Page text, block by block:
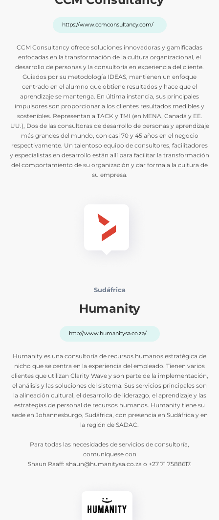
https://www.ccmconsultancy.com/
CCM Consultancy ofrece soluciones innovadoras y gamificadas
enfocadas en la transformación de la cultura organizacional, el
desarrollo de personas y la consultoría en experiencia del cliente.
Guiados por su metodología IDEAS, mantienen un enfoque
centrado en el alumno que obtiene resultados y hace que el
aprendizaje se mantenga. En última instancia, sus principales
impulsores son proporcionar a los clientes resultados medibles y
sostenibles. Representan a TACK y TMI (en MENA, Canadá y EE.
UU.), Dos de las consultoras de desarrollo de personas y aprendizaje
más grandes del mundo, con casi 70 y 45 años en el negocio
respectivamente. Un talentoso equipo de consultores, facilitadores
y especialistas en desarrollo están allí para facilitar la transformación
del comportamiento de su organización y dar forma a la cultura de
su empresa.
Sudáfrica
Humanity
http://www.humanitysa.co.za/
Humanity es una consultoría de recursos humanos estratégica de
nicho que se centra en la experiencia del empleado. Tienen varios
clientes que utilizan Clarity Wave y son parte de la implementación,
el análisis y las soluciones del sistema. Sus servicios principales son
la alineación cultural, el desarrollo de liderazgo, el aprendizaje y las
estrategias de personal de recursos humanos. Humanity tiene su
sede en Johannesburgo, Sudáfrica, con presencia en Sudáfrica y en
la región de SADAC.
Para todas las necesidades de servicios de consultoría,
comuníquese con
Shaun Raaff: shaun@humanitysa.co.za o +27 71 7588617.